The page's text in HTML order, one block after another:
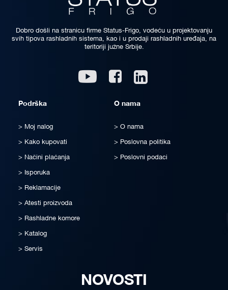
Dobro došli na stranicu firme Status-Frigo, vodeću u projektovanju
svih tipova rashladnih sistema, kao i u prodaji rashladnih uređaja, na
teritoriji južne Srbije.
Youtube Facebook
Podrška
Moj nalog
Kako kupovati
Načini plaćanja
Isporuka
Reklamacije
Atesti proizvoda
Rashladne komore
Katalog
Servis
O nama
O nama
Poslovna politika
Poslovni podaci
NOVOSTI